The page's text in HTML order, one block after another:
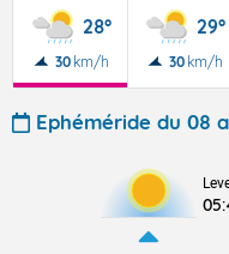
28°
30 km/h
29°
30 km/h
Ephéméride du 08